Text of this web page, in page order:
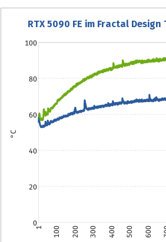
RTX 5090 FE im Fractal
0
20
40
60
80
100
°C
1 100 200 300 400 500 600